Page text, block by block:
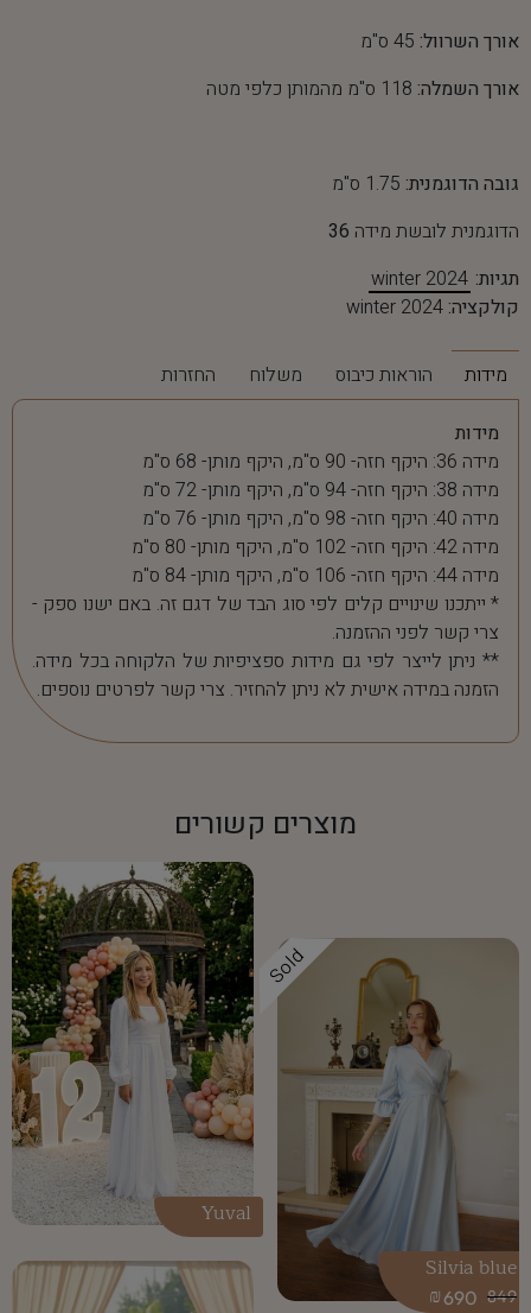
אורך השרוול: 45 ס"מ
אורך השמלה:
גובה הדוגמנית: 1.75 ס"מ
הדוגמנית לובשת מידה 36
תגיות: winter 2024
קולקציה: winter 2024
מידות הוראות כיבוס משלוח החזרות
מידות
מידה 36: היקף חזה- 90 ס"מ, היקף מותן- 68 ס"מ
מידה 38: היקף חזה- 94 ס"מ, היקף מותן- 72 ס"מ
מידה 40: היקף חזה- 98 ס"מ, היקף מותן- 76 ס"מ
מידה 42: היקף חזה- 102 ס"מ, היקף מותן- 80 ס"מ
מידה 44: היקף חזה- 106 ס"מ, היקף מותן- 84 ס"מ
* ייתכנו שינויים קלים לפי סוג הבד של דגם זה. באם ישנו ספק -
צרי קשר לפני ההזמנה.
** ניתן לייצר לפי גם מידות ספציפיות של הלקוחה בכל מידה.
הזמנה במידה אישית לא ניתן להחזיר. צרי קשר לפרטים נוספים.
מוצרים קשורים
Sold
849
690
₪
Silvia blue
Yuval